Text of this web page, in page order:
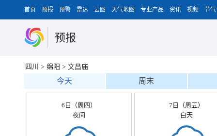
首页 预报 预警 雷达 云图 天气地图 专业产品 资讯 视频 节气
预报
四川 > 绵阳 > 文昌庙
今天 周末
6日（周四）
夜间
7日（周五）
白天